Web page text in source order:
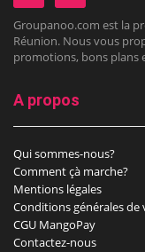
Groupanoo.com est la
Réunion. Nous vous
promotions, bons plans
A propos
Qui sommes-nous?
Comment çà marche?
Mentions légales
Conditions générales de
CGU MangoPay
Contactez-nous